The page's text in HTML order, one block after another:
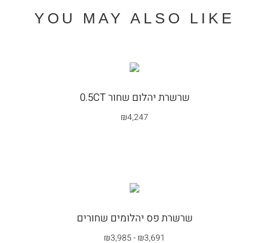
YOU MAY ALSO LIKE
שרשרת יהלום שחור 0.5CT
₪4,247
שרשרת פס יהלומים שחורים
₪3,691
-
₪3,985